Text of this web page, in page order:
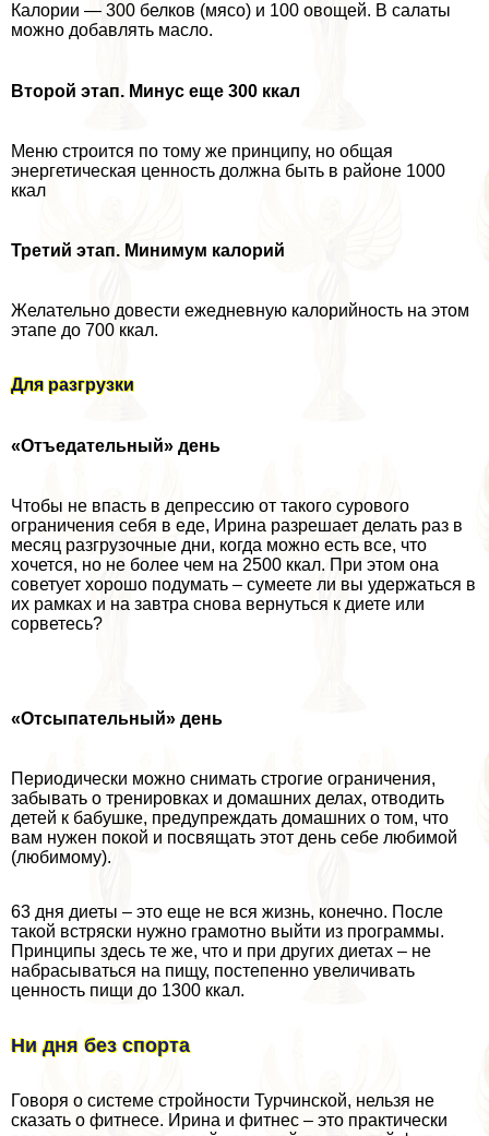
Калории — 300 белков (мясо) и 100 овощей. В салаты
можно добавлять масло.
Второй этап. Минус еще 300 ккал
Меню строится по тому же принципу, но общая
энергетическая ценность должна быть в районе 1000
ккал
Третий этап. Минимум калорий
Желательно довести ежедневную калорийность на этом
этапе до 700 ккал.
Для разгрузки
«Отъедательный» день
Чтобы не впасть в депрессию от такого сурового
ограничения себя в еде, Ирина разрешает делать раз в
месяц разгрузочные дни, когда можно есть все, что
хочется, но не более чем на 2500 ккал. При этом она
советует хорошо подумать – сумеете ли вы удержаться в
их рамках и на завтра снова вернуться к диете или
сорветесь?
«Отсыпательный» день
Периодически можно снимать строгие ограничения,
забывать о тренировках и домашних делах, отводить
детей к бабушке, предупреждать домашних о том, что
вам нужен покой и посвящать этот день себе любимой
(любимому).
63 дня диеты – это еще не вся жизнь, конечно. После
такой встряски нужно грамотно выйти из программы.
Принципы здесь те же, что и при других диетах – не
набрасываться на пищу, постепенно увеличивать
ценность пищи до 1300 ккал.
Ни дня без спорта
Говоря о системе стройности Турчинской, нельзя не
сказать о фитнесе. Ирина и фитнес – это пpaктически